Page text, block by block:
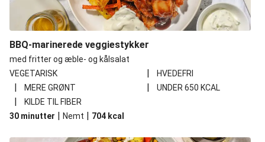
BBQ-marinerede veggiestykker
med fritter og æble- og kålsalat
VEGETARISK
| HVEDEFRI
| MERE GRØNT | UNDER 650 KCAL
|
KILDE TIL FIBER
30 minutter | Nemt | 704 kcal